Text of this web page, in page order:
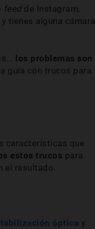
feed de Instagram,
y tienes alguna cámara
los problemas son
guía con trucos para
características que
estos trucos para
el resultado.
óptica y